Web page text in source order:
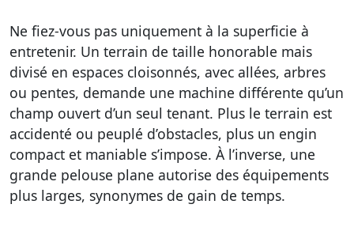
Ne fiez-vous pas uniquement à la superficie à
entretenir. Un terrain de taille honorable mais
divisé en espaces cloisonnés, avec allées, arbres
ou pentes, demande une machine différente qu’un
champ ouvert d’un seul tenant. Plus le terrain est
accidenté ou peuplé d’obstacles, plus un engin
compact et maniable s’impose. À l’inverse, une
grande pelouse plane autorise des équipements
plus larges, synonymes de gain de temps.